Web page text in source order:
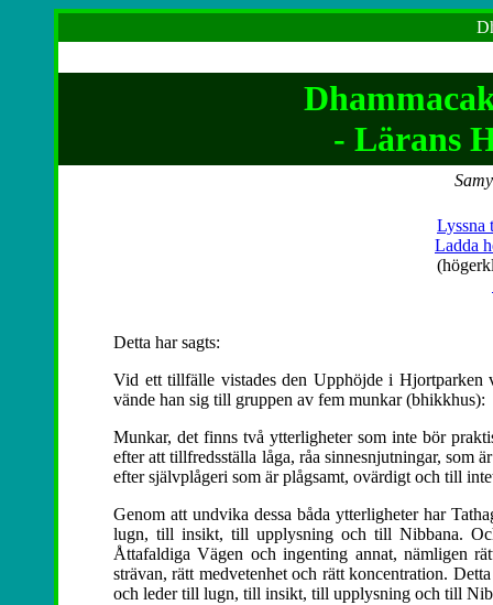
- Lärans
Lyssna
Ladda
Detta har sagts:
Vid ett tillfälle vistades den Upphöjde i Hjortparken
vände han sig till gruppen av fem munkar (bhikkhus):
Munkar, det finns två ytterligheter som inte bör
efter att tillfredsställa låga, råa sinnesnjutningar, som
efter självplågeri som är plågsamt, ovärdigt och till
Genom att undvika dessa båda ytterligheter har
lugn, till insikt, till upplysning och till Nibbana.
Åttafaldiga Vägen och ingenting annat, nämligen
strävan, rätt medvetenhet och rätt koncentration.
och leder till lugn, till insikt, till upplysning och till